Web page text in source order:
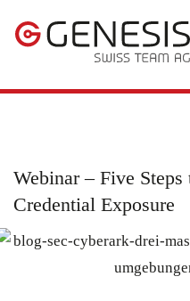
Webinar – Five
Credential Exposure